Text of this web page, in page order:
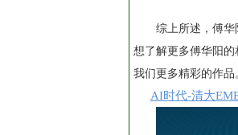
综上所述，傅
想了解更多傅华阳
我们更多精彩的作品
AI时代-清大